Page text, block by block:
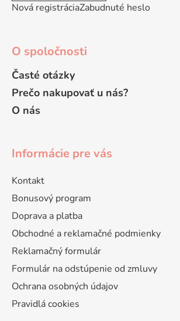
i
Nová registráciaZabudnuté heslo
O spoločnosti
Časté otázky
Prečo nakupovať u nás?
O nás
Informácie pre vás
Kontakt
Bonusový program
Doprava a platba
Obchodné a reklamačné podmienky
Reklamačný formulár
Formulár na odstúpenie od zmluvy
Ochrana osobných údajov
Pravidlá cookies